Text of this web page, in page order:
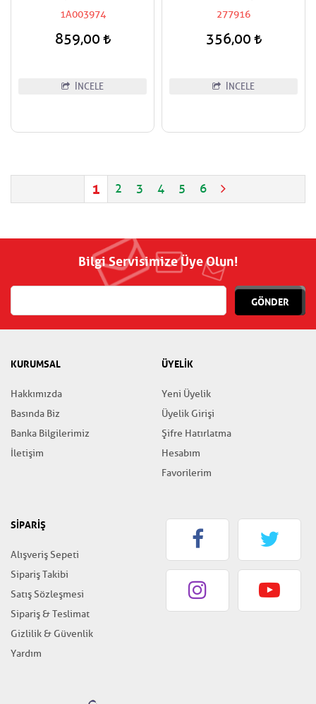
1A003974
859,00
İNCELE
277916
356,00
İNCELE
1 2 3 4 5 6
Bilgi Servisimize Üye Olun!
GÖNDER
KURUMSAL
Hakkımızda
Basında Biz
Banka Bilgilerimiz
İletişim
ÜYELİK
Yeni Üyelik
Üyelik Girişi
Şifre Hatırlatma
Hesabım
Favorilerim
SİPARİŞ
Alışveriş Sepeti
Sipariş Takibi
Satış Sözleşmesi
Sipariş & Teslimat
Gizlilik & Güvenlik
Yardım